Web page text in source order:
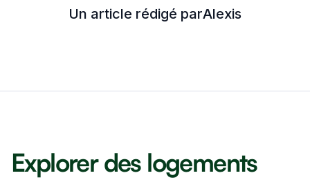
Un article rédigé parAlexis
Explorer des logements